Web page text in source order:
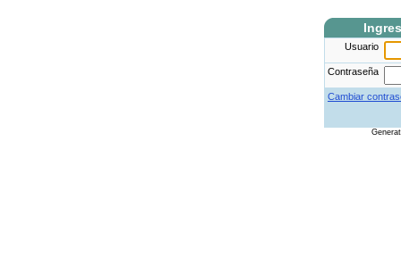
Usuario
Contraseña
Cambiar